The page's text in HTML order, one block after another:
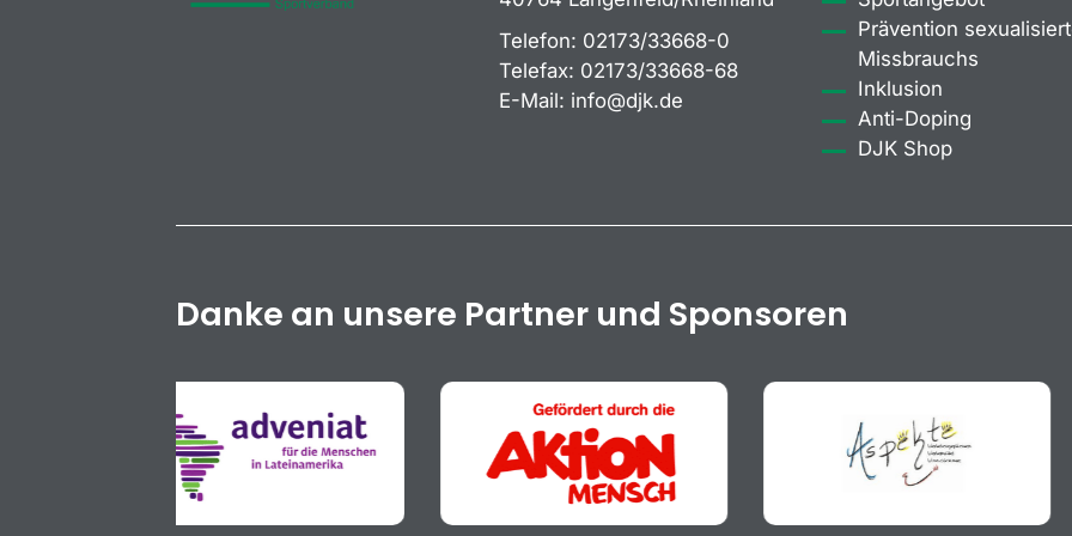
Telefon: 02173/33668-0
Telefax: 02173/33668-68
E-Mail: info@djk.de
Prävention
Missbrauchs
Inklusion
Anti-Doping
DJK Shop
Danke an unsere Partner und Sponsoren